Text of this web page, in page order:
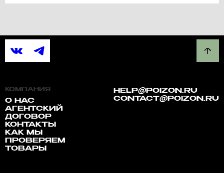
КОМПАНИЯ
О НАС
АГЕНТСКИЙ
ДОГОВОР
КОНТАКТЫ
КАК МЫ
ПРОВЕРЯЕМ
ТОВАРЫ
HELP@POIZON.RU
CONTACT@POIZON.RU